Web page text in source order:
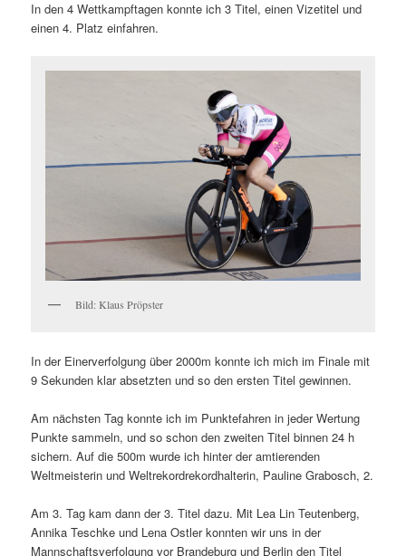
In den 4 Wettkampftagen konnte ich 3 Titel, einen Vizetitel und
einen 4. Platz einfahren.
Bild: Klaus Pröpster
In der Einerverfolgung über 2000m konnte ich mich im Finale mit
9 Sekunden klar absetzten und so den ersten Titel gewinnen.
Am nächsten Tag konnte ich im Punktefahren in jeder Wertung
Punkte sammeln, und so schon den zweiten Titel binnen 24 h
sichern. Auf die 500m wurde ich hinter der amtierenden
Weltmeisterin und Weltrekordrekordhalterin, Pauline Grabosch, 2.
Am 3. Tag kam dann der 3. Titel dazu. Mit Lea Lin Teutenberg,
Annika Teschke und Lena Ostler konnten wir uns in der
Mannschaftsverfolgung vor Brandeburg und Berlin den Titel